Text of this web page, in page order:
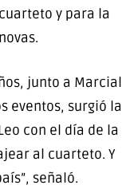
y para la
junto a Marcial
eventos, surgió la
con el día de la
al cuarteto. Y
señaló.